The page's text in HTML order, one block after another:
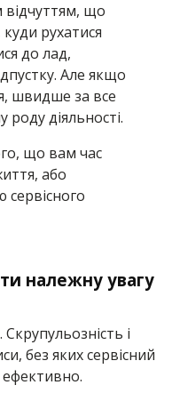
відчуттям, що
рухатися
до лад,
Але якщо
швидше за все
діяльності.
що вам час
або
належну увагу
і
без яких сервісний